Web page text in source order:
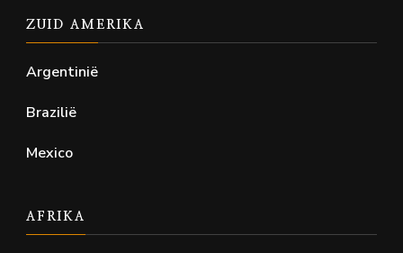
ZUID AMERIKA
Argentinië
Brazilië
Mexico
AFRIKA